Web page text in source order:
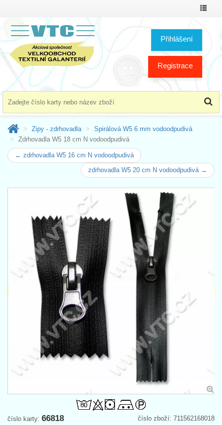
Přihlášení
Registrace
Zipy - zdrhovadla
Spirálová W5 6 mm vodoodpudivá
Zdrhovadla W5 18 cm N vodoodpudivá
← zdrhovadla W5 16 cm N vodoodpudivá
zdrhovadla W5 20 cm N vodoodpudivá →
číslo zboží: 711562168018
číslo karty: 66818